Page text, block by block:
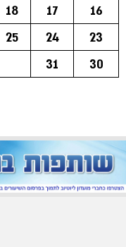
16
17
18
23
24
25
30
31